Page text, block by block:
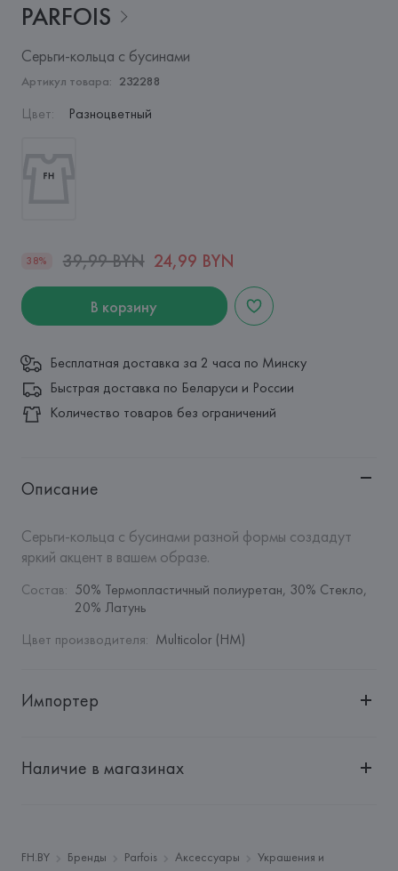
PARFOIS
Серьги-кольца с бусинами
Артикул товара: 232288
Цвет: Разноцветный
38% 39,99 BYN 24,99 BYN
В корзину
Бесплатная доставка за 2 часа по Минску
Быстрая доставка по Беларуси и России
Количество товаров без ограничений
Описание
Серьги-кольца с бусинами разной формы создадут
яркий акцент в вашем образе.
Состав: 50% Термопластичный полиуретан, 30% Стекло,
20% Латунь
Цвет производителя: Multicolor (HM)
Импортер
"БелВиринея"
Адрес:
ПОРТУГАЛИЯ, Barata & Ramilo, S.A., Rua do Sistelo,
Наличие в магазинах
FH.BY Бренды Parfois Аксессуары
Украшения и